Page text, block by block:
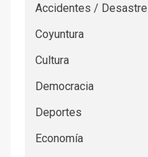
Accidentes /
Coyuntura
Cultura
Democracia
Deportes
Economía